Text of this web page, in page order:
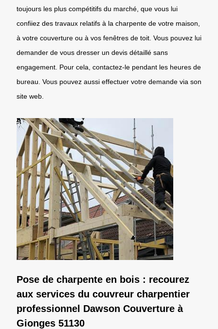
toujours les plus compétitifs du marché, que vous lui
confiiez des travaux relatifs à la charpente de votre maison,
à votre couverture ou à vos fenêtres de toit. Vous pouvez lui
demander de vous dresser un devis détaillé sans
engagement. Pour cela, contactez-le pendant les heures de
bureau. Vous pouvez aussi effectuer votre demande via son
site web.
Pose de charpente en bois : recourez
aux services du couvreur charpentier
professionnel Dawson Couverture à
Gionges 51130